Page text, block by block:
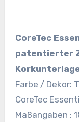
CoreTec
patentierter
Farbe / Dekor:
CoreTec
Maßangaben :